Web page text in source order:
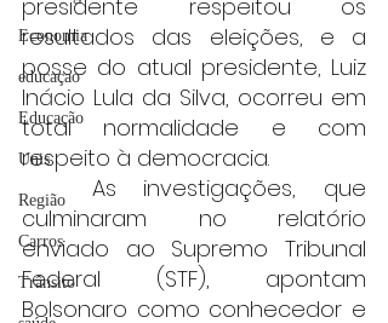
Economia
educaçao
Educação
Unis
Região
Carros
Trânsito
presidente respeitou os
resultados das eleições, e a
posse do atual presidente, Luiz
Inácio Lula da Silva, ocorreu em
total normalidade e com
respeito à democracia.
	As investigações, que
culminaram no relatório
enviado ao Supremo Tribunal
Federal (STF), apontam
Bolsonaro como conhecedor e